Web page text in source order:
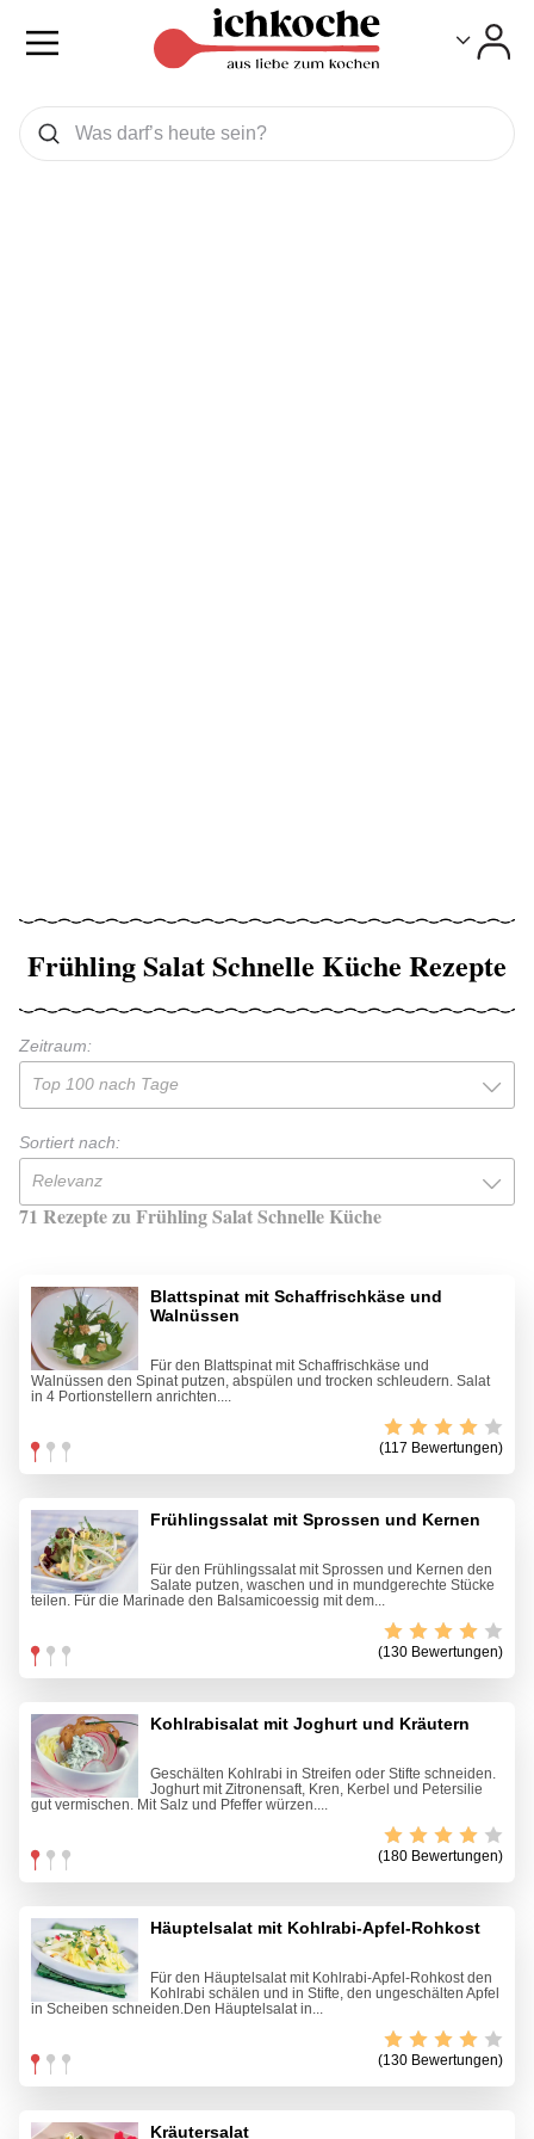
Was wollen Sie suchen
Suchen
Frühling Salat Schnelle Küche Rezepte
Zeitraum:
Top 100 nach Tage
Sortiert nach:
Relevanz
71 Rezepte zu Frühling Salat Schnelle Küche
Blattspinat mit Schaffrischkäse und
Walnüssen
Für den Blattspinat mit Schaffrischkäse und
Walnüssen den Spinat putzen, abspülen und trocken schleudern. Salat
in 4 Portionstellern anrichten....
(117 Bewertungen)
Frühlingssalat mit Sprossen und Kernen
Für den Frühlingssalat mit Sprossen und Kernen den
Salate putzen, waschen und in mundgerechte Stücke
teilen. Für die Marinade den Balsamicoessig mit dem...
(130 Bewertungen)
Kohlrabisalat mit Joghurt und Kräutern
Geschälten Kohlrabi in Streifen oder Stifte schneiden.
Joghurt mit Zitronensaft, Kren, Kerbel und Petersilie
gut vermischen. Mit Salz und Pfeffer würzen....
(180 Bewertungen)
Häuptelsalat mit Kohlrabi-Apfel-Rohkost
Für den Häuptelsalat mit Kohlrabi-Apfel-Rohkost den
Kohlrabi schälen und in Stifte, den ungeschälten Apfel
in Scheiben schneiden.Den Häuptelsalat in...
(130 Bewertungen)
Kräutersalat